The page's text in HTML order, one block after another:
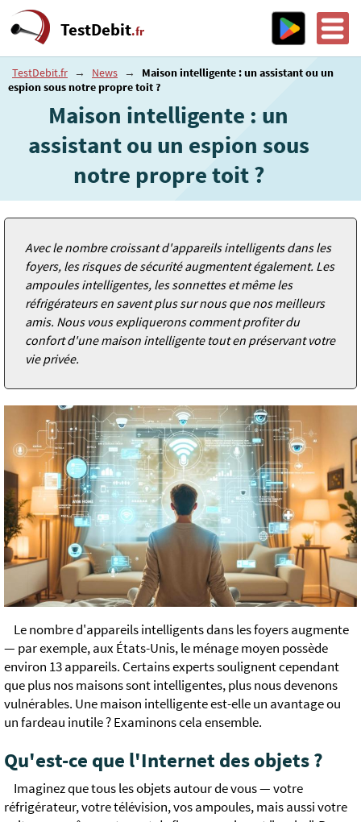
TestDebit.fr
TestDebit.fr → News →
Maison intelligente : un assistant ou un
espion sous notre propre toit ?
Maison intelligente : un
assistant ou un espion sous
notre propre toit ?
Avec le nombre croissant d'appareils intelligents dans les
foyers, les risques de sécurité augmentent également. Les
ampoules intelligentes, les sonnettes et même les
réfrigérateurs en savent plus sur nous que nos meilleurs
amis. Nous vous expliquerons comment profiter du
confort d'une maison intelligente tout en préservant votre
vie privée.
Le nombre d'appareils intelligents dans les foyers augmente
— par exemple, aux États-Unis, le ménage moyen possède
environ 13 appareils. Certains experts soulignent cependant
que plus nos maisons sont intelligentes, plus nous devenons
vulnérables. Une maison intelligente est-elle un avantage ou
un fardeau inutile ? Examinons cela ensemble.
Qu'est-ce que l'Internet des objets ?
Imaginez que tous les objets autour de vous — votre
réfrigérateur, votre télévision, vos ampoules, mais aussi votre